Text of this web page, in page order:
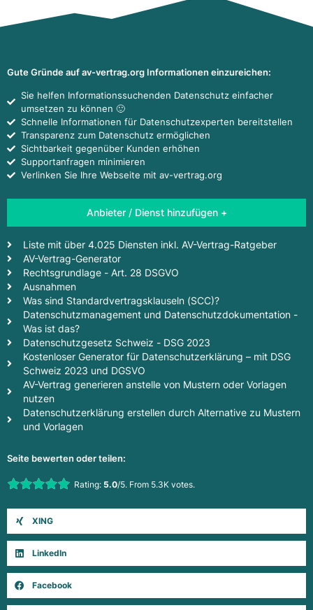
Gute Gründe auf av-vertrag.org Informationen einzureichen:
Sie helfen Informationssuchenden Datenschutz einfacher
umsetzen zu können 🙂
Schnelle Informationen für Datenschutzexperten bereitstellen
Transparenz zum Datenschutz ermöglichen
Sichtbarkeit gegenüber Kunden erhöhen
Supportanfragen minimieren
Verlinken Sie Ihre Webseite mit av-vertrag.org
Anbieter / Dienst hinzufügen +
Liste mit über 4.025 Diensten inkl. AV-Vertrag-Ratgeber
AV-Vertrag-Generator
Rechtsgrundlage - Art. 28 DSGVO
Ausnahmen
Was sind Standardvertragsklauseln (SCC)?
Datenschutzmanagement und Datenschutzdokumentation -
Was ist das?
Datenschutzgesetz Schweiz - DSG 2023
Kostenloser Generator für Datenschutzerklärung – mit DSG
Schweiz 2023 und DGSVO
AV-Vertrag generieren anstelle von Mustern oder Vorlagen
nutzen
Datenschutzerklärung erstellen durch Alternative zu Mustern
und Vorlagen
Seite bewerten oder teilen:
Rate this item:Rating: 5.0/5. From 5.3K votes.
XING
LinkedIn
Facebook